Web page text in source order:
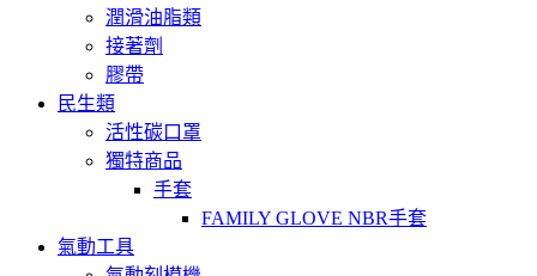
潤滑油脂類
接著劑
膠帶
民生類
活性碳口罩
獨特商品
手套
FAMILY GLOVE NBR手套
氣動工具